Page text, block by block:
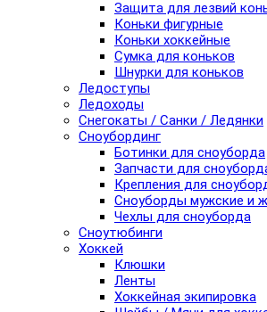
Защита для лезвий
Коньки фигурные
Коньки хоккейные
Сумка для коньков
Шнурки для коньков
Ледоступы
Ледоходы
Снегокаты / Санки / Ледянки
Сноубординг
Ботинки для сноуборда
Запчасти для
Крепления для
Сноуборды мужские и
Чехлы для сноуборда
Сноутюбинги
Хоккей
Клюшки
Ленты
Хоккейная экипировка